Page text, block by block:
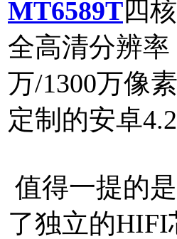
MT6589T四
全高清分辨率
万/1300万像
定制的安卓4.2
值得一提的
了独立的